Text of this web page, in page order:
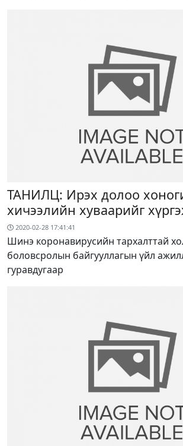
ТАНИЛЦ: Ирэх долоо
хичээлийн хуваарийг
2020-02-28 17:41:41
Шинэ коронавирусийн тархалттай
боловсролын байгууллагын үйл
гуравдугаар